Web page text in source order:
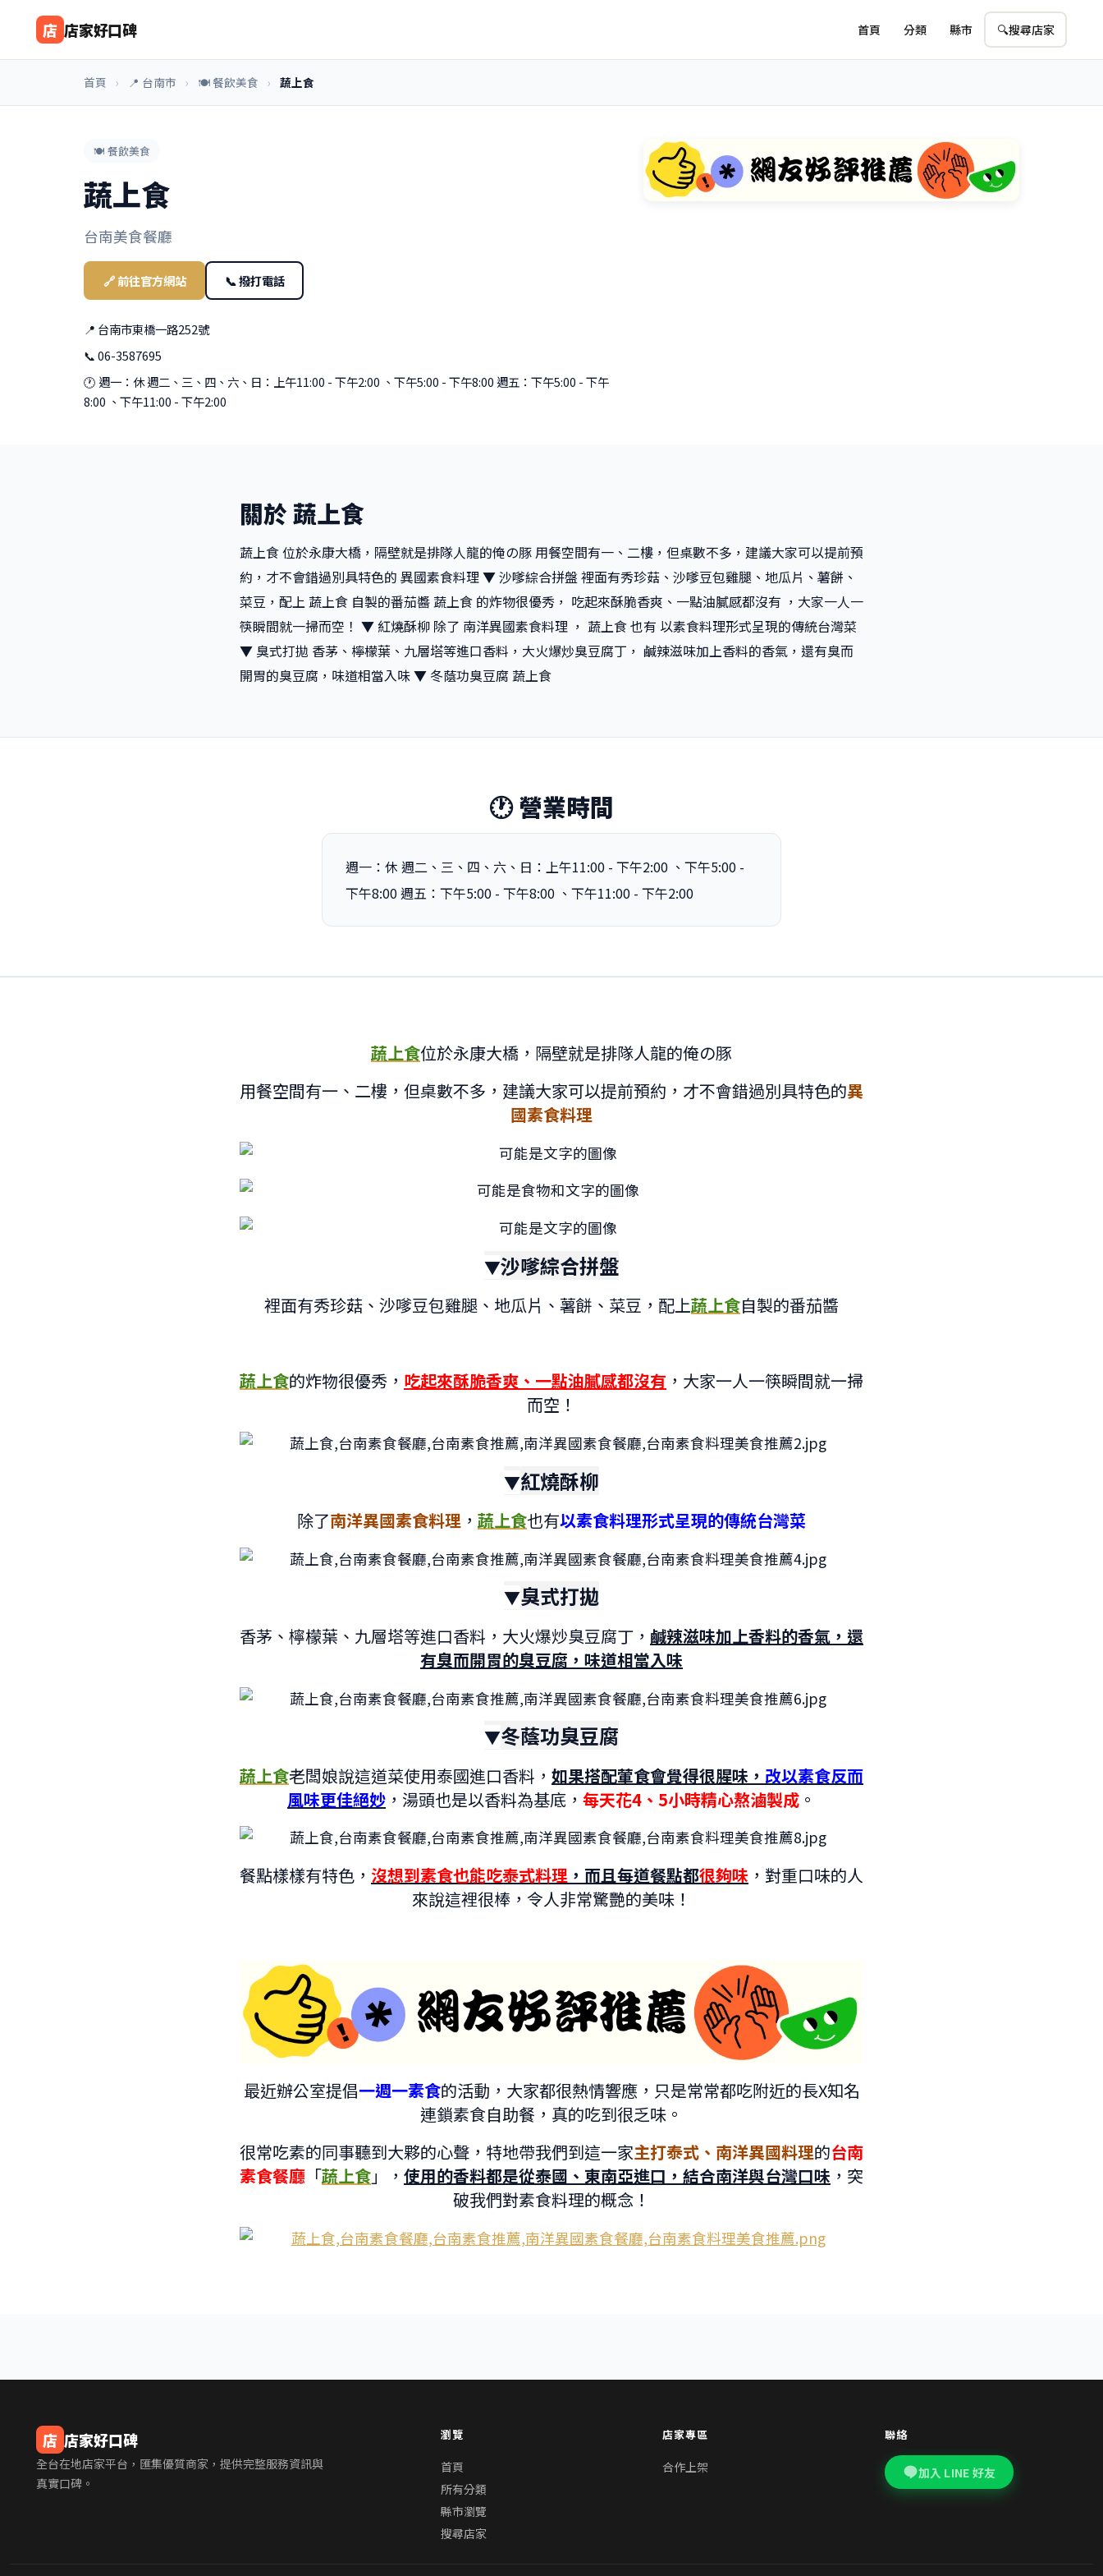
店 店家好口碑 首頁 分類 縣市 🔍搜尋店家
首頁 › 📍 台南市 › 🍽️ 餐飲美食 › 蔬上食
🍽️ 餐飲美食
蔬上食
台南美食餐廳
🔗 前往官方網站 📞 撥打電話
📍 台南市東橋一路252號
📞 06-3587695
🕐 週一：休 週二、三、四、六、日：上午11:00 - 下午2:00 、下午5:00 - 下午8:00 週五：下午5:00 - 下午
8:00 、下午11:00 - 下午2:00
關於 蔬上食
蔬上食 位於永康大橋，隔壁就是排隊人龍的俺の豚 用餐空間有一、二樓，但桌數不多，建議大家可以提前預
約，才不會錯過別具特色的 異國素食料理 ▼ 沙嗲綜合拼盤 裡面有秀珍菇、沙嗲豆包雞腿、地瓜片、薯餅、
菜豆，配上 蔬上食 自製的番茄醬 蔬上食 的炸物很優秀， 吃起來酥脆香爽、一點油膩感都沒有 ，大家一人一
筷瞬間就一掃而空！ ▼ 紅燒酥柳 除了 南洋異國素食料理 ， 蔬上食 也有 以素食料理形式呈現的傳統台灣菜
▼ 臭式打拋 香茅、檸檬葉、九層塔等進口香料，大火爆炒臭豆腐丁， 鹹辣滋味加上香料的香氣，還有臭而
開胃的臭豆腐，味道相當入味 ▼ 冬蔭功臭豆腐 蔬上食
🕐 營業時間
週一：休 週二、三、四、六、日：上午11:00 - 下午2:00 、下午5:00 -
下午8:00 週五：下午5:00 - 下午8:00 、下午11:00 - 下午2:00
蔬上食位於永康大橋，隔壁就是排隊人龍的俺の豚
用餐空間有一、二樓，但桌數不多，建議大家可以提前預約，才不會錯過別具特色的異
國素食料理
▼沙嗲綜合拼盤
裡面有秀珍菇、沙嗲豆包雞腿、地瓜片、薯餅、菜豆，配上蔬上食自製的番茄醬
蔬上食的炸物很優秀， 吃起來酥脆香爽、一點油膩感都沒有 ，大家一人一筷瞬間就一掃
而空！
▼紅燒酥柳
除了南洋異國素食料理 ， 蔬上食也有以素食料理形式呈現的傳統台灣菜
▼臭式打拋
香茅、檸檬葉、九層塔等進口香料，大火爆炒臭豆腐丁， 鹹辣滋味加上香料的香氣，還
有臭而開胃的臭豆腐，味道相當入味
▼冬蔭功臭豆腐
蔬上食老闆娘說這道菜使用泰國進口香料， 如果搭配葷食會覺得很腥味， 改以素食反而
風味更佳絕妙 ，湯頭也是以香料為基底， 每天花4、5小時精心熬滷製成 。
餐點樣樣有特色， 沒想到素食也能吃泰式料理 ，而且每道餐點都很夠味 ，對重口味的人
來說這裡很棒，令人非常驚艷的美味！
最近辦公室提倡一週一素食的活動，大家都很熱情響應，只是常常都吃附近的長X知名
連鎖素食自助餐，真的吃到很乏味。
很常吃素的同事聽到大夥的心聲，特地帶我們到這一家主打泰式、南洋異國料理的台南
素食餐廳 「蔬上食」， 使用的香料都是從泰國、東南亞進口，結合南洋與台灣口味 ，突
破我們對素食料理的概念！
店 店家好口碑
全台在地店家平台，匯集優質商家，提供完整服務資訊與
真實口碑。
瀏覽
首頁
所有分類
縣市瀏覽
搜尋店家
店家專區
合作上架
聯絡
加入 LINE 好友